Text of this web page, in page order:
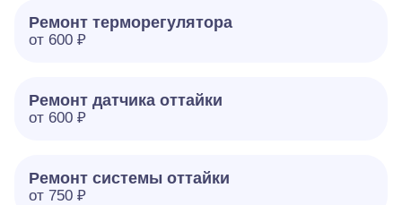
Ремонт терморегулятора
от 600 ₽
Ремонт датчика оттайки
от 600 ₽
Ремонт системы оттайки
от 750 ₽